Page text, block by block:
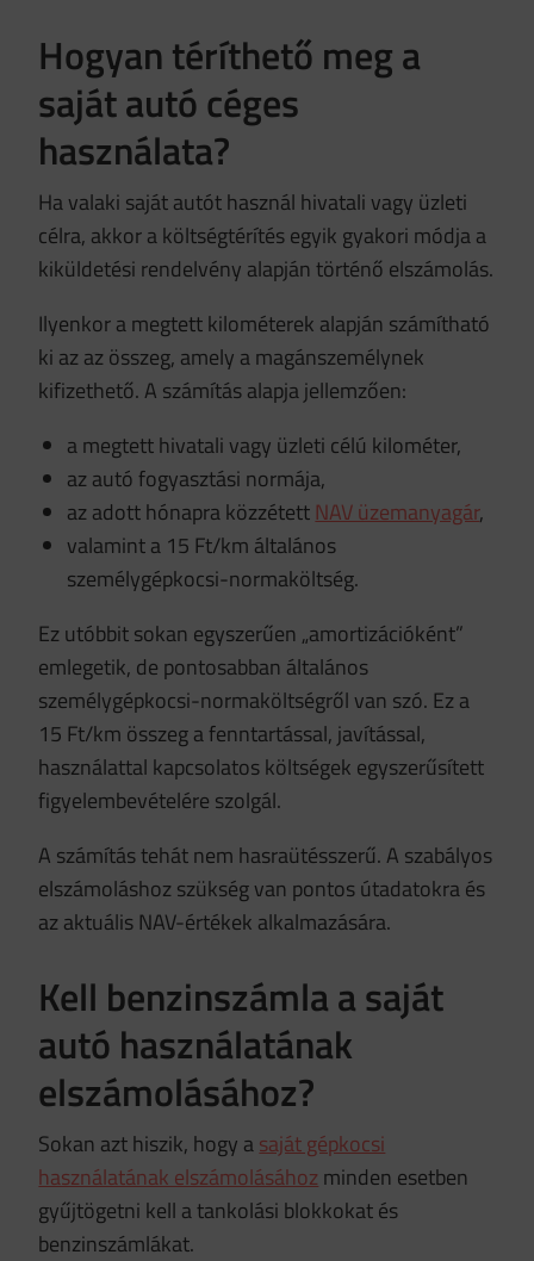
Hogyan téríthető meg a
saját autó céges
használata?
Ha valaki saját autót használ hivatali vagy üzleti
célra, akkor a költségtérítés egyik gyakori módja a
kiküldetési rendelvény alapján történő elszámolás.
Ilyenkor a megtett kilométerek alapján számítható
ki az az összeg, amely a magánszemélynek
kifizethető. A számítás alapja jellemzően:
a megtett hivatali vagy üzleti célú kilométer,
az autó fogyasztási normája,
az adott hónapra közzétett NAV üzemanyagár,
valamint a 15 Ft/km általános
személygépkocsi-normaköltség.
Ez utóbbit sokan egyszerűen „amortizációként”
emlegetik, de pontosabban általános
személygépkocsi-normaköltségről van szó. Ez a
15 Ft/km összeg a fenntartással, javítással,
használattal kapcsolatos költségek egyszerűsített
figyelembevételére szolgál.
A számítás tehát nem hasraütésszerű. A szabályos
elszámoláshoz szükség van pontos útadatokra és
az aktuális NAV-értékek alkalmazására.
Kell benzinszámla a saját
autó használatának
elszámolásához?
Sokan azt hiszik, hogy asaját gépkocsi
használatának elszámolásához minden esetben
gyűjtögetni kell a tankolási blokkokat és
benzinszámlákat.